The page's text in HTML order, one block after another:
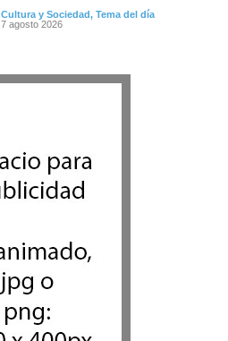
Cultura y Sociedad, Tema del día
7 agosto 2026
Jenin después de que un
Alarma en Israel: Crece el
temor de que el apoyo
permanente
Israel y Medio Oriente
7 agosto 2026